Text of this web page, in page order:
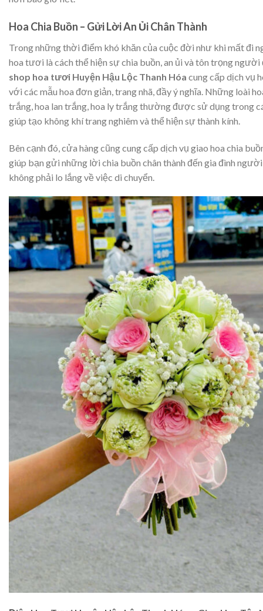
Hoa Chia Buồn – Gửi Lời An Ủi Chân Thành
Trong những thời điểm khó khăn của cuộc đời như khi mất đi
hoa tươi là cách thể hiện sự chia buồn, an ủi và tôn trọng người
shop hoa tươi Huyện Hậu Lộc Thanh Hóa cung cấp dịch vụ
với các mẫu hoa đơn giản, trang nhã, đầy ý nghĩa. Những loài
trắng, hoa lan trắng, hoa ly trắng thường được sử dụng trong
giúp tạo không khí trang nghiêm và thể hiện sự thành kính.
Bên cạnh đó, cửa hàng cũng cung cấp dịch vụ giao hoa chia
giúp bạn gửi những lời chia buồn chân thành đến gia đình
không phải lo lắng về việc di chuyển.